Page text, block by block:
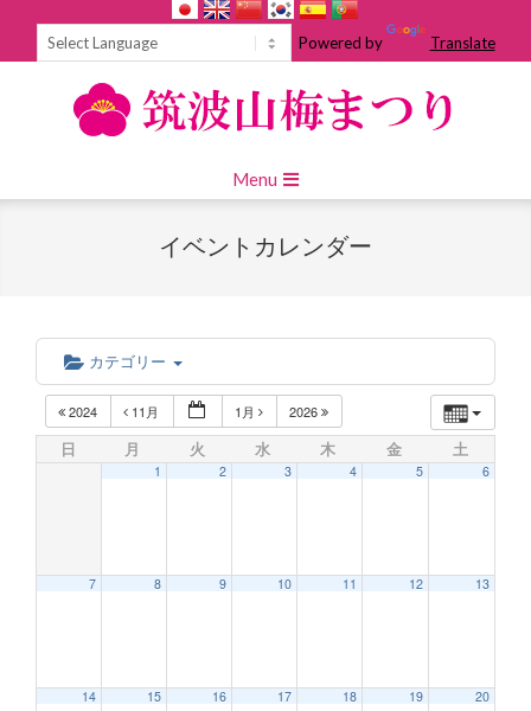
Powered by Translate
Navigation
Menu
イベントカレンダー
カテゴリー
2024 11月 1月 2026
日 月 火 水 木 金 土
1 2 3 4 5 6
7 8 9 10 11 12 13
14 15 16 17 18 19 20